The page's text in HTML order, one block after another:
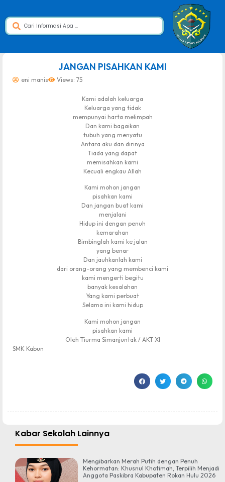
JANGAN PISAHKAN KAMI
eni manis Views: 75
Kami adalah keluarga
Keluarga yang tidak
mempunyai harta melimpah
Dan kami bagaikan
tubuh yang menyatu
Antara aku dan dirinya
Tiada yang dapat
memisahkan kami
Kecuali engkau Allah
Kami mohon jangan
pisahkan kami
Dan jangan buat kami
menjalani
Hidup ini dengan penuh
kemarahan
Bimbinglah kami ke jalan
yang benar
Dan jauhkanlah kami
dari orang-orang yang membenci kami
kami mengerti begitu
banyak kesalahan
Yang kami perbuat
Selama ini kami hidup
Kami mohon jangan
pisahkan kami
Oleh Tiurma Simanjuntak / AKT XI
SMK Kabun
Kabar Sekolah Lainnya
Mengibarkan Merah Putih dengan Penuh
Kehormatan: Khusnul Khotimah, Terpilih Menjadi
Anggota Paskibra Kabupaten Rokan Hulu 2026